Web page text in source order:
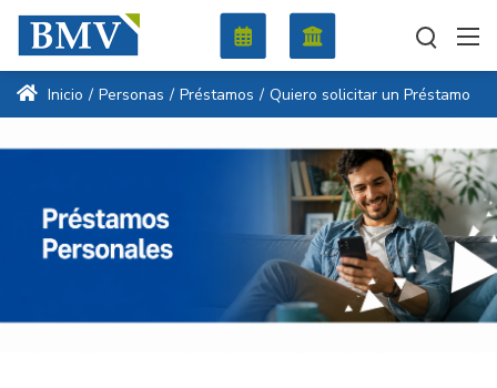
Inicio / Personas / Préstamos / Quiero solicitar un Préstamo